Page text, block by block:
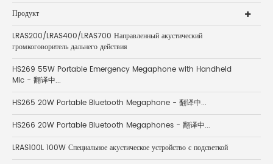
Продукт
LRAS200/LRAS400/LRAS700 Направленный акустический
громкоговоритель дальнего действия
HS269 55W Portable Emergency Megaphone with Handheld
Mic - 翻译中...
HS265 20W Portable Bluetooth Megaphone - 翻译中...
HS266 20W Portable Bluetooth Megaphones - 翻译中...
LRAS100L 100W Специальное акустическое устройство с подсветкой